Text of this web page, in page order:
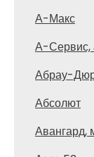
А-Макс
А-Сервис,
Абрау-
Абсолют
Авангард,